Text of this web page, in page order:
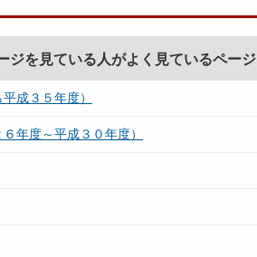
ジを見ている人がよく見ているページ
成３５年度）
年度～平成３０年度）